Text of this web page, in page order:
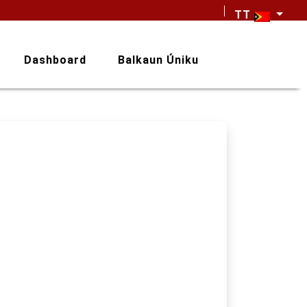
TT
Dashboard Balkaun Úniku